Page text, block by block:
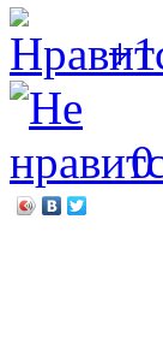
+1
0